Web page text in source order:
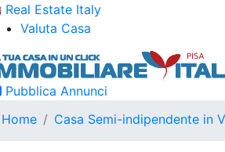
Real Estate Italy
Valuta Casa
Pubblica Annunci
Home
Casa Semi-indipendente in